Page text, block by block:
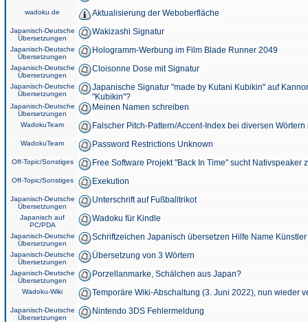
wadoku.de Aktualisierung der Weboberfläche
Japanisch-Deutsche
Übersetzungen
Wakizashi Signatur
Japanisch-Deutsche
Übersetzungen
Hologramm-Werbung im Film Blade Runner 2049
Japanisch-Deutsche
Übersetzungen
Cloisonne Dose mit Signatur
Japanisch-Deutsche
Übersetzungen
Japanische Signatur "made by Kutani Kubikin" auf
"Kubikin"?
Japanisch-Deutsche
Übersetzungen
Meinen Namen schreiben
WadokuTeam Falscher Pitch-Pattern/Accent-Index bei diversen
WadokuTeam Password Restrictions Unknown
Off-Topic/Sonstiges Free Software Projekt "Back In Time" sucht Nativspeaker
Off-Topic/Sonstiges Exekution
Japanisch-Deutsche
Übersetzungen
Unterschrift auf Fußballtrikot
Japanisch auf
PC/PDA
Wadoku für Kindle
Japanisch-Deutsche
Übersetzungen
Schriftzeichen Japanisch übersetzen Hilfe Name
Japanisch-Deutsche
Übersetzungen
Übersetzung von 3 Wörtern
Japanisch-Deutsche
Übersetzungen
Porzellanmarke, Schälchen aus Japan?
Wadoku-Wiki Temporäre Wiki-Abschaltung (3. Juni 2022), nun wieder
Japanisch-Deutsche
Übersetzungen
Nintendo 3DS Fehlermeldung